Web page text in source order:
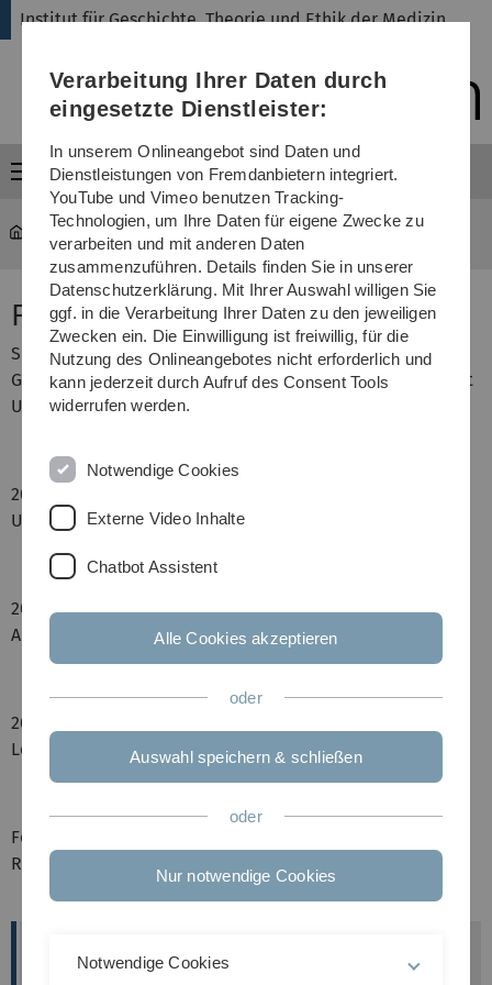
Direkt
Direkt
Direkt
(Sprache,
Drucken,
Media)
Direkt
Direkt
Institut für Geschichte, Theorie und Ethik der Medizin
Menü
Schmitt, Fiona, M.A.
Fiona Schmitt, M.A.
Seit 2024 wissenschaftliche Mitarbeiterin am Institut für
Geschichte, Theorie und Ethik der Medizin der Universität
Ulm.
2022-2024: Studium Klassische Antike M.A. an der
Universität Leipzig.
2020-2024: wissenschaftliche Hilfskraft am Lehrstuhl für
Alte Geschichte der Universität Leipzig.
2018-2022: Studium Geschichte B.A. an der Universität
Leipzig.
Forschungsinteressen: Medizin in der Griechisch-
Römischen Antike.
FionaSchmitt
Verarbeitung Ihrer Daten durch
eingesetzte Dienstleister:
In unserem Onlineangebot sind Daten und
Dienstleistungen von Fremdanbietern integriert.
YouTube und Vimeo benutzen Tracking-
Technologien, um Ihre Daten für eigene Zwecke zu
verarbeiten und mit anderen Daten
zusammenzuführen. Details finden Sie in unserer
Datenschutzerklärung. Mit Ihrer Auswahl willigen Sie
ggf. in die Verarbeitung Ihrer Daten zu den jeweiligen
Zwecken ein. Die Einwilligung ist freiwillig, für die
Nutzung des Onlineangebotes nicht erforderlich und
kann jederzeit durch Aufruf des Consent Tools
widerrufen werden.
Notwendige Cookies
Externe Video Inhalte
Chatbot Assistent
Alle Cookies akzeptieren
oder
Auswahl speichern & schließen
oder
Nur notwendige Cookies
Notwendige Cookies